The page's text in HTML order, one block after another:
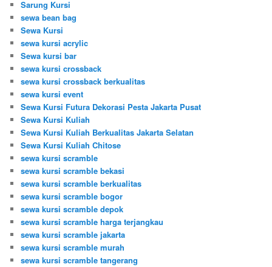
Sarung Kursi
sewa bean bag
Sewa Kursi
sewa kursi acrylic
Sewa kursi bar
sewa kursi crossback
sewa kursi crossback berkualitas
sewa kursi event
Sewa Kursi Futura Dekorasi Pesta Jakarta Pusat
Sewa Kursi Kuliah
Sewa Kursi Kuliah Berkualitas Jakarta Selatan
Sewa Kursi Kuliah Chitose
sewa kursi scramble
sewa kursi scramble bekasi
sewa kursi scramble berkualitas
sewa kursi scramble bogor
sewa kursi scramble depok
sewa kursi scramble harga terjangkau
sewa kursi scramble jakarta
sewa kursi scramble murah
sewa kursi scramble tangerang